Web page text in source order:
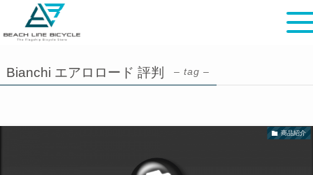
Bianchi エアロロード 評判 – tag –
商品紹介